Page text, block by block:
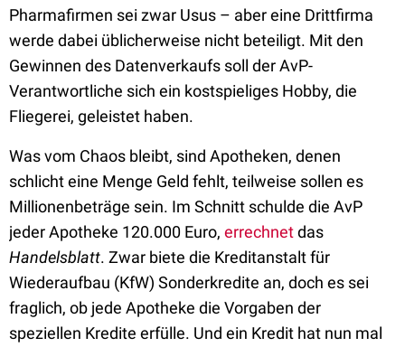
Pharmafirmen sei zwar Usus – aber eine Drittfirma
werde dabei üblicherweise nicht beteiligt. Mit den
Gewinnen des Datenverkaufs soll der AvP-
Verantwortliche sich ein kostspieliges Hobby, die
Fliegerei, geleistet haben.
Was vom Chaos bleibt, sind Apotheken, denen
schlicht eine Menge Geld fehlt, teilweise sollen es
Millionenbeträge sein. Im Schnitt schulde die AvP
jeder Apotheke 120.000 Euro, errechnetdas
Handelsblatt. Zwar biete die Kreditanstalt für
Wiederaufbau (KfW) Sonderkredite an, doch es sei
fraglich, ob jede Apotheke die Vorgaben der
speziellen Kredite erfülle. Und ein Kredit hat nun mal